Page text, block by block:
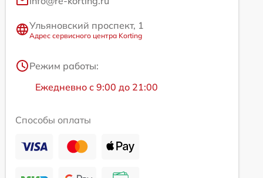
Ульяновский проспект, 1
Адрес сервисного центра Korting
Режим работы:
Ежедневно с 9:00 до 21:00
Способы оплаты